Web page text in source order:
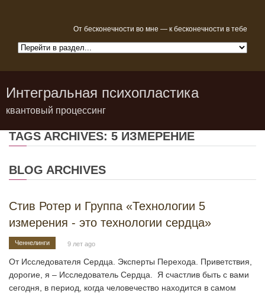
От бесконечности во мне — к бесконечности в тебе
Интегральная психопластика
квантовый процессинг
TAGS ARCHIVES: 5 ИЗМЕРЕНИЕ
BLOG ARCHIVES
Стив Ротер и Группа «Технологии 5
измерения - это технологии сердца»
Ченнелинги 9 лет ago
От Исследователя Сердца. Эксперты Перехода. Приветствия,
дорогие, я – Исследователь Сердца. Я счастлив быть с вами
сегодня, в период, когда человечество находится в самом